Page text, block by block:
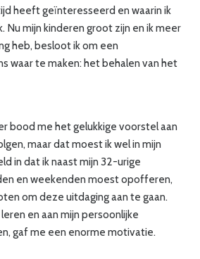
heeft geïnteresseerd en waarin ik
Nu mijn kinderen groot zijn en ik meer
heb, besloot ik om een
waar te maken: het behalen van het
bood me het gelukkige voorstel aan
maar dat moest ik wel in mijn
in dat ik naast mijn 32-urige
en weekenden moest opofferen,
om deze uitdaging aan te gaan.
en aan mijn persoonlijke
gaf me een enorme motivatie.